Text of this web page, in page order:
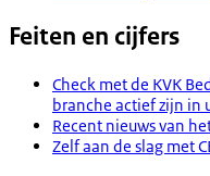
Feiten en cijfers
Check met de KVK
branche actief zijn in
Recent nieuws van
Zelf aan de slag met